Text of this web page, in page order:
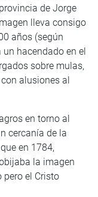
de Jorge
lleva consigo
años (según
hacendado en el
sobre mulas,
alusiones al
en torno al
cercanía de la
en 1784,
la imagen
pero el Cristo